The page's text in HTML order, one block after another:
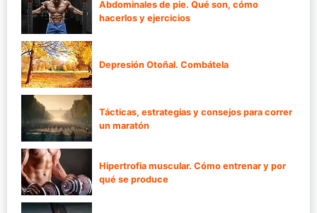
Abdominales de pie. Qué son, cómo
hacerlos y ejercicios
Depresión Otoñal. Combátela
Tácticas, estrategias y consejos para correr
un maratón
Hipertrofia muscular. Cómo entrenar y por
qué se produce